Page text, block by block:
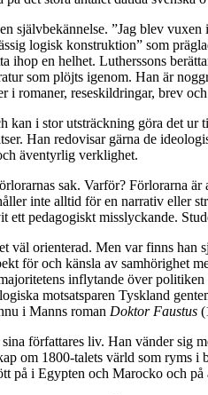
självbekännelse. ”Jag blev
logisk konstruktion” som
ihop en helhet. Lutherssons
som plöjts igenom. Han är
i romaner, reseskildringar, brev
kan i stor utsträckning göra det
Han redovisar gärna de
äventyrlig verklighet.
sak. Varför? Förlorarna är
inte alltid för en narrativ eller
ett pedagogiskt misslyckande.
väl orienterad. Men var finns han
för och känsla av samhörighet
inflytande över
motsatsparen Tyskland
i Manns roman Doktor Faustus
författares liv. Han vänder sig
om 1800-talets värld som ryms
på i Egypten och Marocko och på